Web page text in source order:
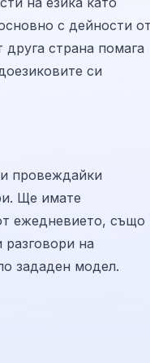
с дейности
страна помага
си
провеждайки
Ще имате
ежедневието, също
на
зададен модел.